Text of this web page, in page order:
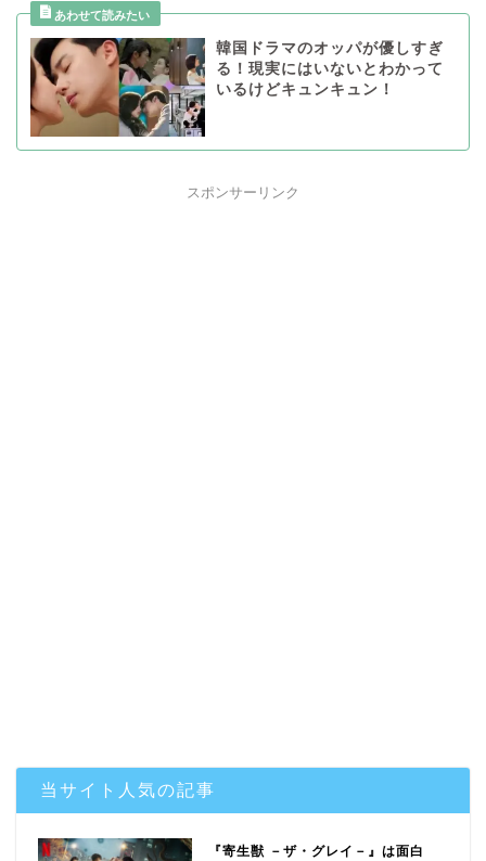
韓国ドラマのオッパが優しすぎ
る！現実にはいないとわかって
いるけどキュンキュン！
スポンサーリンク
当サイト人気の記事
『寄生獣 －ザ・グレイ－』は面白